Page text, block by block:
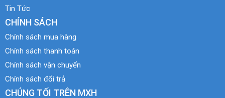
Tin Tức
CHÍNH SÁCH
Chính sách mua hàng
Chính sách thanh toán
Chính sách vận chuyển
Chính sách đổi trả
CHÚNG TỐI TRÊN MXH